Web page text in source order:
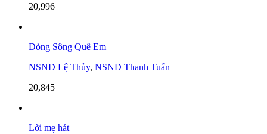
20,996
Dòng Sông Quê Em
NSND Lệ Thủy, NSND Thanh Tuấn
20,845
Lời mẹ hát